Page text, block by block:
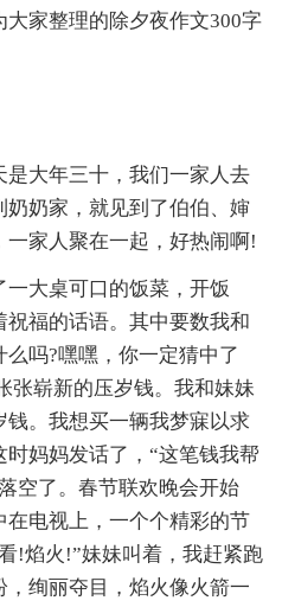
家整理的除夕夜作文300字
是大年三十，我们一家人去
奶家，就见到了伯伯、婶
家人聚在一起，好热闹啊!
大桌可口的饭菜，开饭
福的话语。其中要数我和
吗?嘿嘿，你一定猜中了
张崭新的压岁钱。我和妹妹
。我想买一辆我梦寐以求
妈妈发话了，“这笔钱我帮
空了。春节联欢晚会开始
电视上，一个个精彩的节
!焰火!”妹妹叫着，我赶紧跑
绚丽夺目，焰火像火箭一